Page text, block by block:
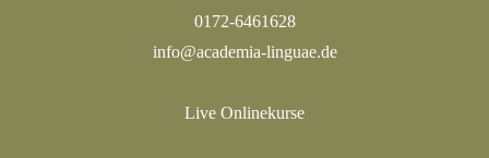
0172-6461628
info@academia-linguae.de
Live Onlinekurse